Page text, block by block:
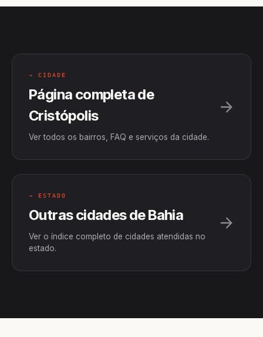
→ CIDADE
Página completa de
Cristópolis
Ver todos os bairros, FAQ e serviços da cidade.
→ ESTADO
Outras cidades de Bahia
Ver o índice completo de cidades atendidas no
estado.